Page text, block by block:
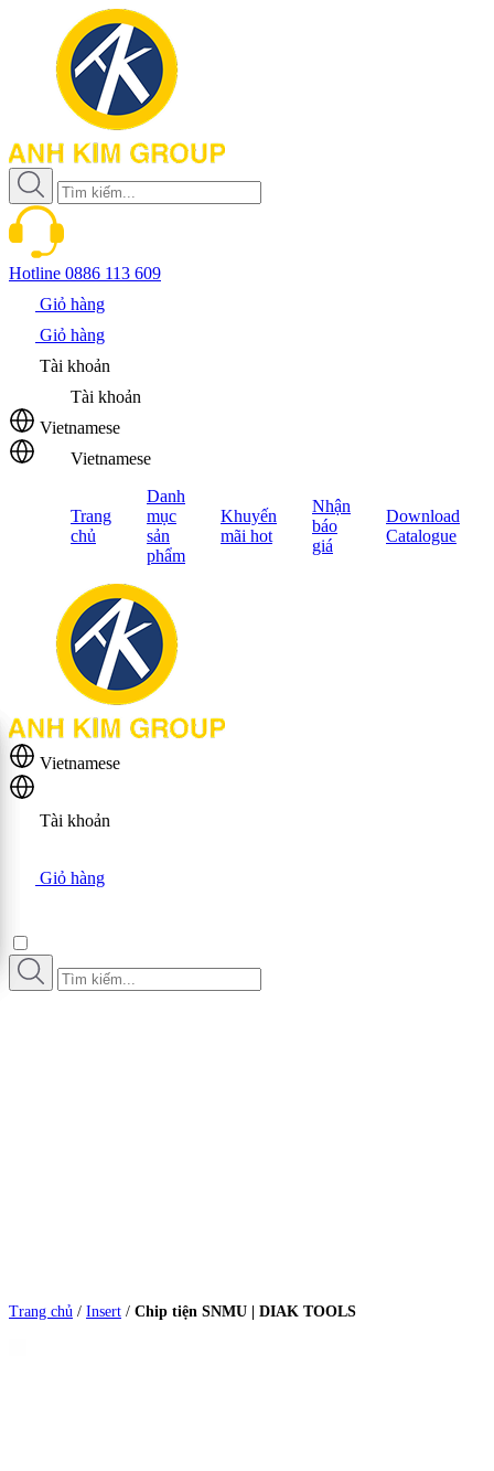
Hotline 0886 113 609
Giỏ hàng
Giỏ hàng
Tài khoản
Tài khoản
Vietnamese
Vietnamese
Trang
chủ
Danh
mục
sản
phẩm
Khuyến
mãi hot
Nhận
báo
giá
Download
Catalogue
Vietnamese
Tài khoản
Giỏ hàng
Trang chủ / Insert / Chip tiện SNMU | DIAK TOOLS